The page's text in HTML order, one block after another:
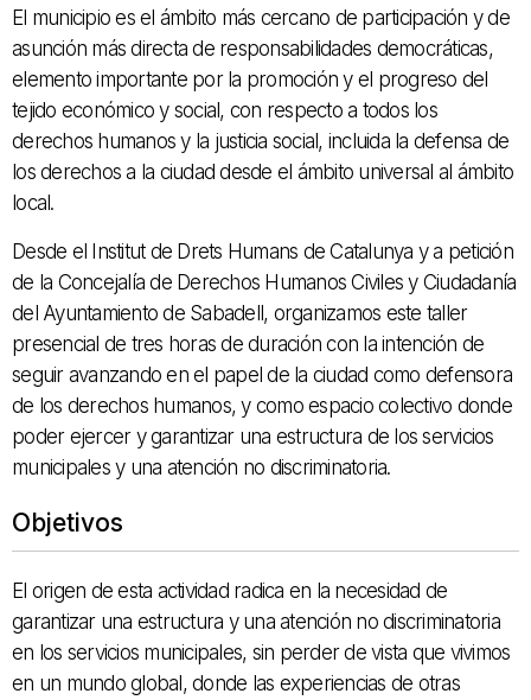
El municipio es el ámbito más cercano de participación y de
asunción más directa de responsabilidades democráticas,
elemento importante por la promoción y el progreso del
tejido económico y social, con respecto a todos los
derechos humanos y la justicia social, incluida la defensa de
los derechos a la ciudad desde el ámbito universal al ámbito
local.
Desde el Institut de Drets Humans de Catalunya y a petición
de la Concejalía de Derechos Humanos Civiles y Ciudadanía
del Ayuntamiento de Sabadell, organizamos este taller
presencial de tres horas de duración con la intención de
seguir avanzando en el papel de la ciudad como defensora
de los derechos humanos, y como espacio colectivo donde
poder ejercer y garantizar una estructura de los servicios
municipales y una atención no discriminatoria.
Objetivos
El origen de esta actividad radica en la necesidad de
garantizar una estructura y una atención no discriminatoria
en los servicios municipales, sin perder de vista que vivimos
en un mundo global, donde las experiencias de otras